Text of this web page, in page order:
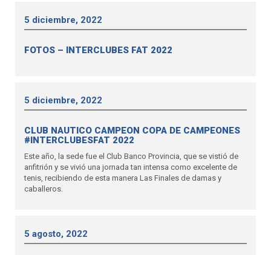
5 diciembre, 2022
FOTOS – INTERCLUBES FAT 2022
5 diciembre, 2022
CLUB NAUTICO CAMPEON COPA DE CAMPEONES
#INTERCLUBESFAT 2022
Este año, la sede fue el Club Banco Provincia, que se vistió de
anfitrión y se vivió una jornada tan intensa como excelente de
tenis, recibiendo de esta manera Las Finales de damas y
caballeros.
5 agosto, 2022